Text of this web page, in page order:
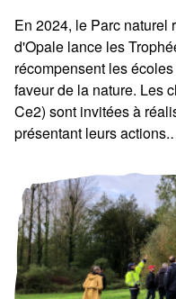
En 2024, le Parc naturel
d'Opale lance les
récompensent les
faveur de la nature. Les
Ce2) sont invitées à
présentant leurs